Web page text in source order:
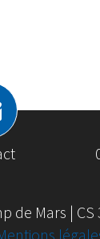
de Mars |